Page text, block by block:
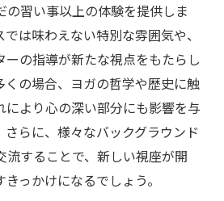
の習い事以上の体験を提供しま
は味わえない特別な雰囲気や、
ーの指導が新たな視点をもたらし
くの場合、ヨガの哲学や歴史に触
により心の深い部分にも影響を与
さらに、様々なバックグラウンド
流することで、新しい視座が開
っかけになるでしょう。